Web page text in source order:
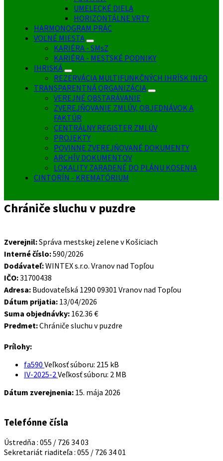
UMELECKÉ DIELA
HORIZONTÁLNE VRTY
HARMONOGRAM PRÁC
VOĽNÉ MIESTA
KARIÉRA - SMsZ
KARIÉRA - MESTSKÉ PODNIKY
IHRISKÁ
REZERVÁCIA MULTIFUNKČNÝCH IHRÍSK INFO
TRANSPARENTNÁ ORGANIZÁCIA
VEREJNÉ OBSTARÁVANIE
ZVEREJŇOVANIE ZMLÚV, OBJEDNÁVOK A
FAKTÚR
CENTRÁLNY REGISTER ZMLÚV
PROJEKTY
POVINNE ZVEREJŇOVANÉ DOKUMENTY
ARCHÍV DOKUMENTOV
LOKALITY ZARADENÉ DO PLÁNU KOSENIA
CINTORÍN - KREMATÓRIUM
Chrániče sluchu v puzdre
Zverejnil:Správa mestskej zelene v Košiciach
Interné číslo:590/2026
Dodávateľ:WINTEX s.r.o. Vranov nad Topľou
IČO:31700438
Adresa: Budovateľská 1290 09301 Vranov nad Topľou
Dátum prijatia: 13/04/2026
Suma objednávky: 162.36 €
Predmet:Chrániče sluchu v puzdre
Prílohy:
fa590 Veľkosť súboru: 215 kB
IV-2025-2Veľkosť súboru: 2 MB
Dátum zverejnenia: 15. mája 2026
Telefónne čísla
Ústredňa : 055 / 726 34 03
Sekretariát riaditeľa : 055 / 726 34 01